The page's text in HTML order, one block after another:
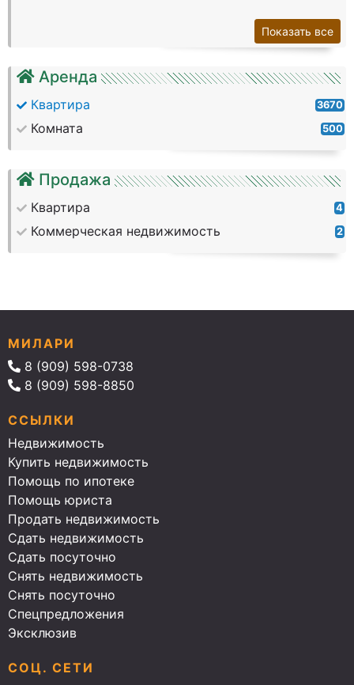
Аренда
Квартира 3670
Комната 500
Продажа
Квартира 4
Коммерческая недвижимость 2
Показать все
МИЛАРИ
8 (909) 598-0738
8 (909) 598-8850
ССЫЛКИ
Недвижимость
Купить недвижимость
Помощь по ипотеке
Помощь юриста
Продать недвижимость
Сдать недвижимость
Сдать посуточно
Снять недвижимость
Снять посуточно
Спецпредложения
Эксклюзив
СОЦ. СЕТИ